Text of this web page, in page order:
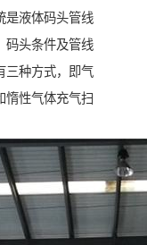
是液体码头管线
码头条件及管线
三种方式，即气
惰性气体充气扫